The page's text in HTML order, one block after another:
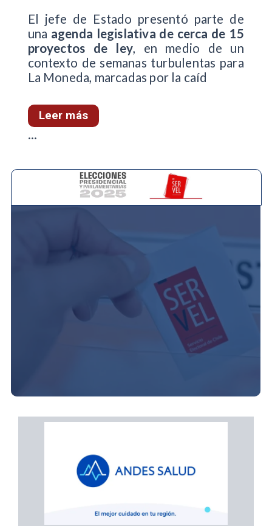
El jefe de Estado presentó parte de
una agenda legislativa de cerca de 15
proyectos de ley, en medio de un
contexto de semanas turbulentas para
La Moneda, marcadas por la caíd
Leer más
...